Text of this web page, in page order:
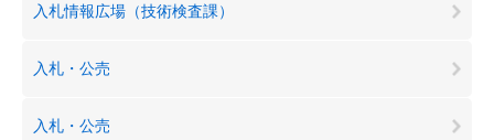
入札情報広場（技術検査課）
入札・公売
入札・公売